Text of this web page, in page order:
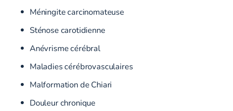
Méningite carcinomateuse
Sténose carotidienne
Anévrisme cérébral
Maladies cérébrovasculaires
Malformation de Chiari
Douleur chronique